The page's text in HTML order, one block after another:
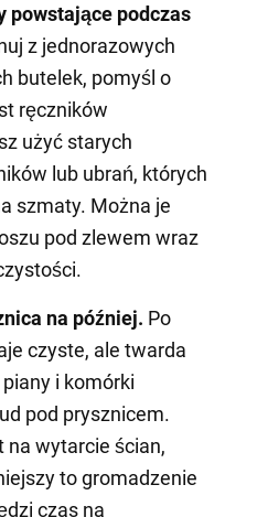
powstające podczas
z jednorazowych
butelek, pomyśl o
ręczników
użyć starych
lub ubrań, których
szmaty. Można je
pod zlewem wraz
na później. Po
czyste, ale twarda
i komórki
pod prysznicem.
na wytarcie ścian,
to gromadzenie
czas na